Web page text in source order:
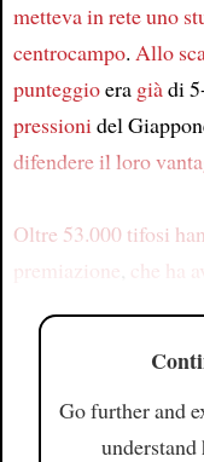
metteva in rete uno
centrocampo. Allo
punteggioera giàdi
pressionidel
difendere il loro
Oltre 53.000 tifosi
premiazione
che ha
Go further and